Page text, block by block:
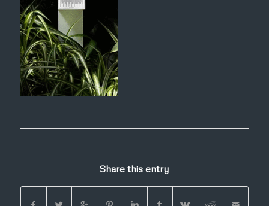
Share this entry